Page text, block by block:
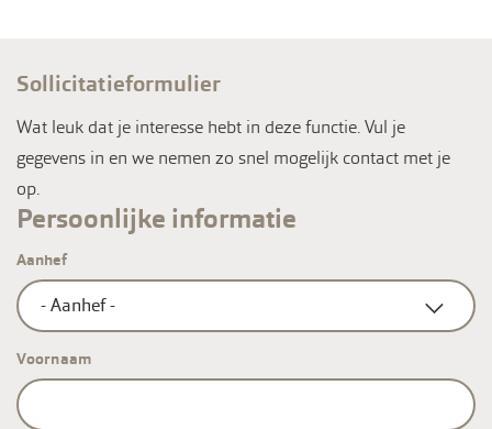
Sollicitatieformulier
Wat leuk dat je interesse hebt in deze functie. Vul je
gegevens in en we nemen zo snel mogelijk contact met je
op.
Persoonlijke informatie
Aanhef
Voornaam